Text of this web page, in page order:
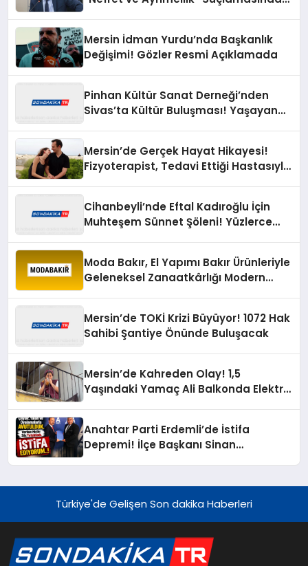
Mersin İdman Yurdu’nda Başkanlık
Değişimi! Gözler Resmi Açıklamada
Pinhan Kültür Sanat Derneği’nden
Sivas’ta Kültür Buluşması! Yaşayan
Mersin’de Gerçek Hayat Hikayesi!
Fizyoterapist, Tedavi Ettiği Hastasıyla
Cihanbeyli’nde Eftal Kadıroğlu İçin
Muhteşem Sünnet Şöleni! Yüzlerce
Moda Bakır, El Yapımı Bakır Ürünleriyle
Geleneksel Zanaatkârlığı Modern
Mersin’de TOKİ Krizi Büyüyor! 1072 Hak
Sahibi Şantiye Önünde Buluşacak
Mersin’de Kahreden Olay! 1,5
Yaşındaki Yamaç Ali Balkonda Elektrik
Anahtar Parti Erdemli’de İstifa
Depremi! İlçe Başkanı Sinan
Türkiye'de Gelişen Son dakika Haberleri